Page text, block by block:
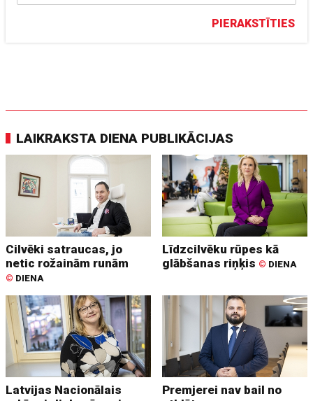
PIERAKSTĪTIES
LAIKRAKSTA DIENA PUBLIKĀCIJAS
Cilvēki satraucas, jo
netic rožainām runām
© DIENA
Līdzcilvēku rūpes kā
glābšanas riņķis © DIENA
Latvijas Nacionālais
Premjerei nav bail no